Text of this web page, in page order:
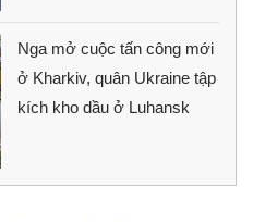
Nga mở cuộc tấn công mới
ở Kharkiv, quân Ukraine tập
kích kho dầu ở Luhansk